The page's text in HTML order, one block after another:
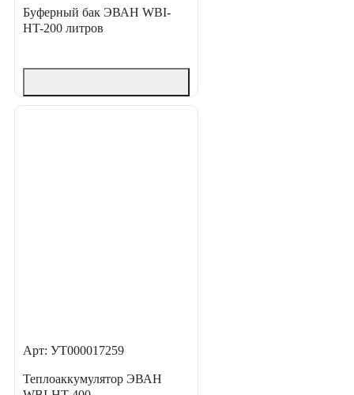
Буферный бак ЭВАН WBI-
HT-200 литров
Арт: УТ000017259
Теплоаккумулятор ЭВАН